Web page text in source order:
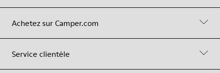
Achetez sur Camper.com
Service clientèle